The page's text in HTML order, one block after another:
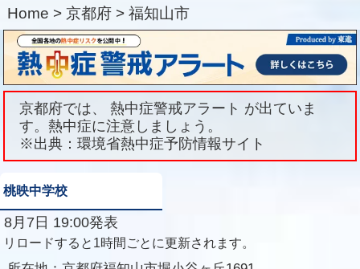
Home > 京都府 > 福知山市
京都府では、 熱中症警戒アラート が出ていま
す。熱中症に注意しましょう。
※出典：環境省熱中症予防情報サイト
桃映中学校
8月7日 19:00発表
リロードすると1時間ごとに更新されます。